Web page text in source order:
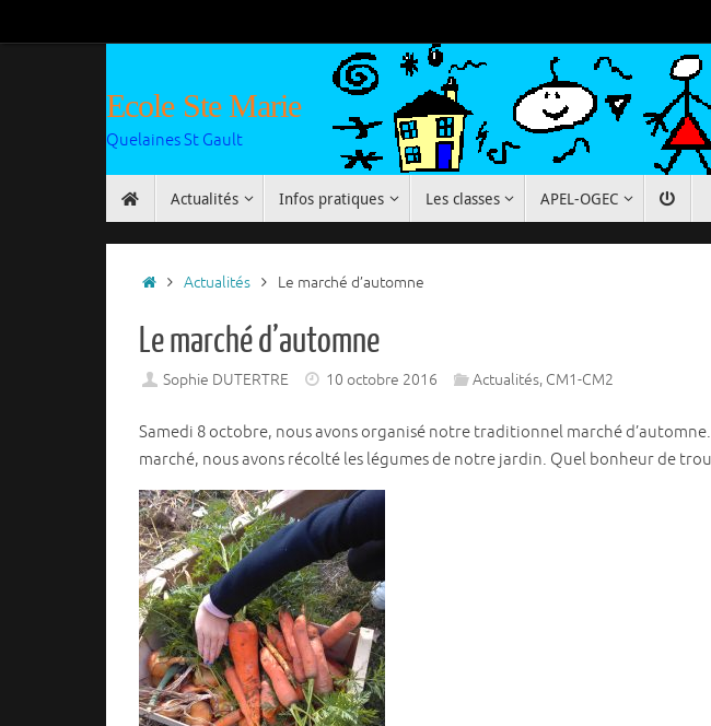
au
Ecole Ste Marie
Quelaines St Gault
Actualités Infos pratiques Les classes APEL-OGEC
Accueil
Actualités Le marché d’automne
Le marché d’automne
Sophie DUTERTRE 10 octobre 2016 Actualités, CM1-CM2
Samedi 8 octobre, nous avons organisé notre traditionnel marché
marché, nous avons récolté les légumes de notre jardin. Quel bonheur de